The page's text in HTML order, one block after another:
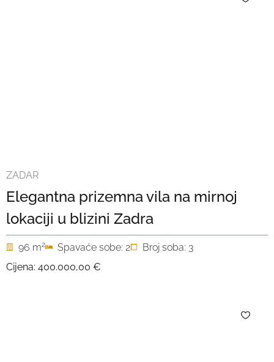
ZADAR
Elegantna prizemna vila na mirnoj
lokaciji u blizini Zadra
96 m2 Spavaće sobe: 2
Broj soba: 3
Cijena: 400.000,00 €